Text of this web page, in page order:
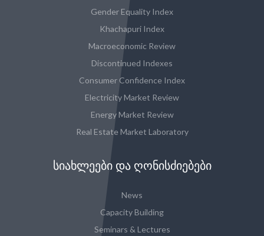
Gender Equality Index
Khachapuri Index
Macroeconomic Review
Discontinued Indexes
Consumer Confidence Index
Electricity Market Review
Energy Market Review
Real Estate Market Laboratory
ᲡᲘᲐᲮᲚᲔᲔᲑᲘ ᲓᲐ ᲦᲝᲜᲘᲡᲫᲘᲔᲑᲔᲑᲘ
News
Capacity Building
Seminars & Lectures